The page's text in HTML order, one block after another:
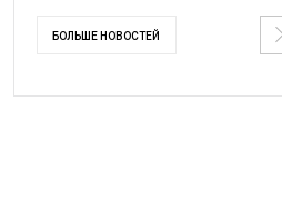
БОЛЬШЕ НОВОСТЕЙ